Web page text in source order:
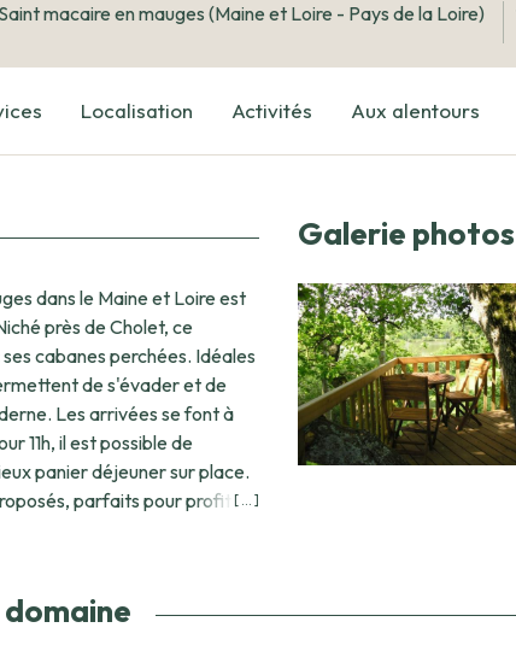
Saint macaire en mauges (Maine et Loire - Pays de la Loire)
Localisation Activités Aux alentours
dans le Maine et Loire est
près de Cholet, ce
cabanes perchées. Idéales
de s'évader et de
Les arrivées se font à
11h, il est possible de
panier déjeuner sur place.
parfaits pour profiter
visites culturelles dans des
[ ... ]
Galerie